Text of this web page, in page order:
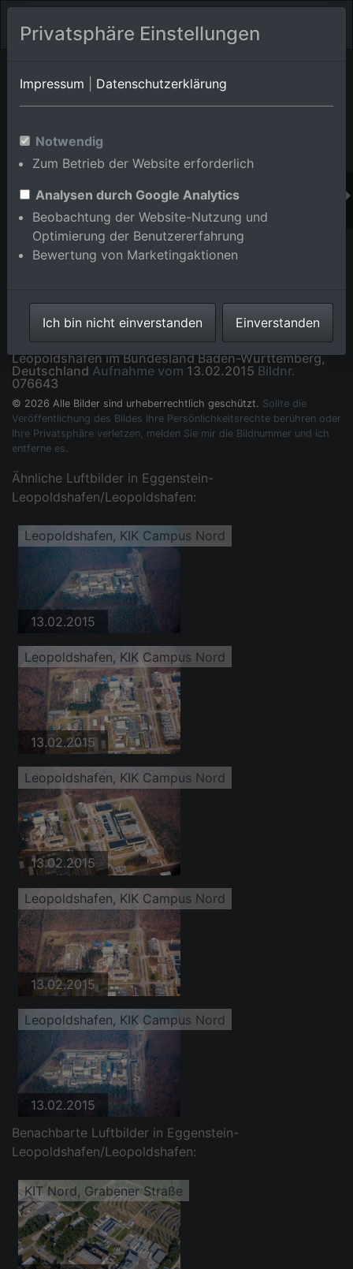
Orts-Album von Eggenstein-Leopoldshafen/Leopoldshafen
Baden-Württemberg,Deutschland
Im Shop bestellen
Leopoldshafen, KIK Campus Nord in Eggenstein-
Leopoldshafen im Bundesland Baden-Württemberg,
Deutschland Aufnahme vom 13.02.2015 Bildnr.
076643
© 2026 Alle Bilder sind urheberrechtlich geschützt. Sollte die
Veröffentlichung des Bildes Ihre Persönlichkeitsrechte berühren oder
Ihre Privatsphäre verletzen, melden Sie mir die Bildnummer und ich
entferne es.
Ähnliche Luftbilder in Eggenstein-
Leopoldshafen/Leopoldshafen:
Leopoldshafen, KIK Campus Nord
13.02.2015
Leopoldshafen, KIK Campus Nord
13.02.2015
Leopoldshafen, KIK Campus Nord
13.02.2015
Leopoldshafen, KIK Campus Nord
13.02.2015
Leopoldshafen, KIK Campus Nord
13.02.2015
Benachbarte Luftbilder in Eggenstein-
Leopoldshafen/Leopoldshafen:
KIT Nord, Grabener Straße
Privatsphäre Einstellungen
Impressum Datenschutzerklärung
Notwendig
Zum Betrieb der Website erforderlich
Analysen durch Google Analytics
Beobachtung der Website-Nutzung und
Optimierung der Benutzererfahrung
Bewertung von Marketingaktionen
Ich bin nicht einverstanden Einverstanden